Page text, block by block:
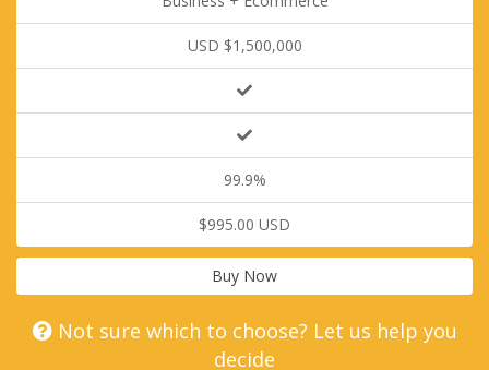
USD $1,500,000
99.9%
$995.00 USD
Buy Now
Not sure which to choose? Let us help you
decide